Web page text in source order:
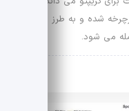
شده و به طرز
می شود.